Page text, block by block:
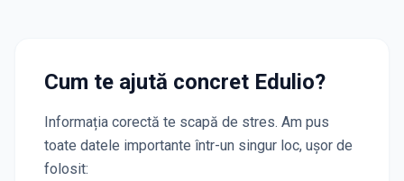
Cum te ajută concret Edulio?
Informația corectă te scapă de stres. Am pus
toate datele importante într-un singur loc, ușor de
folosit: